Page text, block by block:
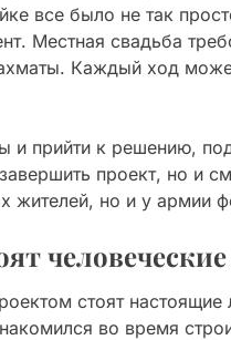
все было не так
Местная свадьба
Каждый ход
и прийти к решению,
проект, но и
жителей, но и у армии
стоят
во время